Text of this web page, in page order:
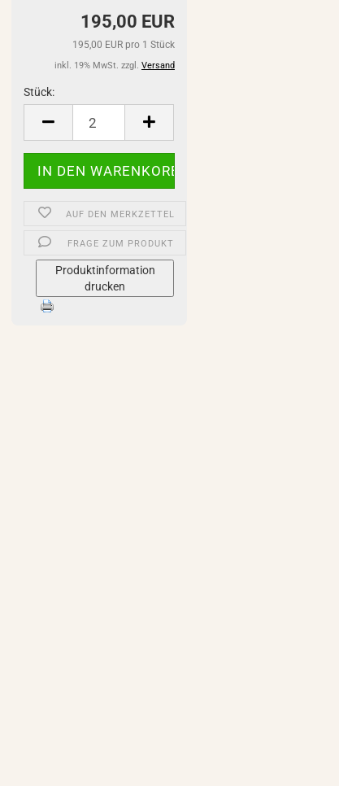
195,00 EUR
195,00 EUR pro 1 Stück
inkl. 19% MwSt. zzgl. Versand
Stück:
Stück
AUF DEN MERKZETTEL
FRAGE ZUM PRODUKT
Produktinformation
drucken